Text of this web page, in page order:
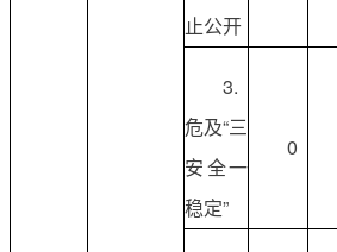
止公开
3.
危及“三
安全一
稳定”
0